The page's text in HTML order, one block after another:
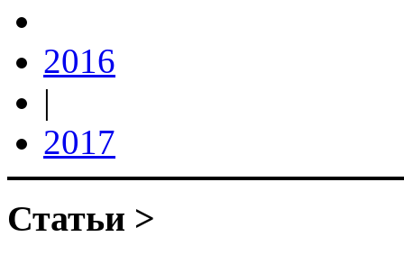
2016
|
2017
Статьи >